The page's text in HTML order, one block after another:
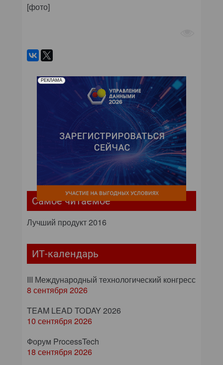
[фото]
РЕКЛАМА
Самое читаемое
Лучший продукт 2016
ИТ-календарь
III Международный технологический конгресс
8 сентября 2026
TEAM LEAD TODAY 2026
10 сентября 2026
Форум ProcessTech
18 сентября 2026